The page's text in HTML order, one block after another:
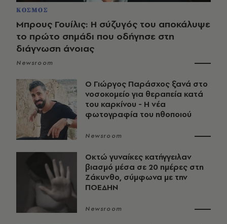
ΚΟΣΜΟΣ
Μπρους Γουίλις: Η σύζυγός του αποκάλυψε
το πρώτο σημάδι που οδήγησε στη
διάγνωση άνοιας
Newsroom
O Γιώργος Παράσχος ξανά στο
νοσοκομείο για θεραπεία κατά
του καρκίνου - Η νέα
φωτογραφία του ηθοποιού
Newsroom
Οκτώ γυναίκες κατήγγειλαν
βιασμό μέσα σε 20 ημέρες στη
Ζάκυνθο, σύμφωνα με την
ΠΟΕΔΗΝ
Newsroom